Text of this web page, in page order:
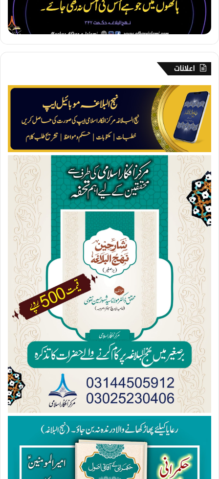
ت
م
ن
د
ی
اعلانات